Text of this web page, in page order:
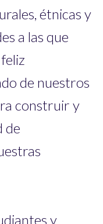
étnicas y
a las que
de nuestros
construir y
de
y